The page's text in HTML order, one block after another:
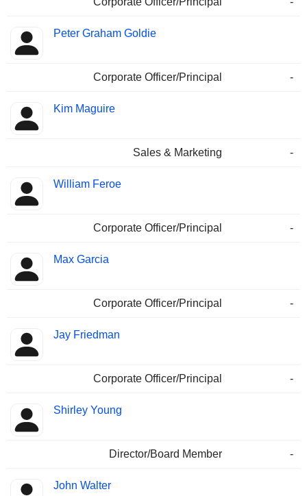
Peter Graham Goldie
Corporate Officer/Principal -
Kim Maguire
Sales & Marketing -
William Feroe
Corporate Officer/Principal -
Max Garcia
Corporate Officer/Principal -
Jay Friedman
Corporate Officer/Principal -
Shirley Young
Director/Board Member -
John Walter